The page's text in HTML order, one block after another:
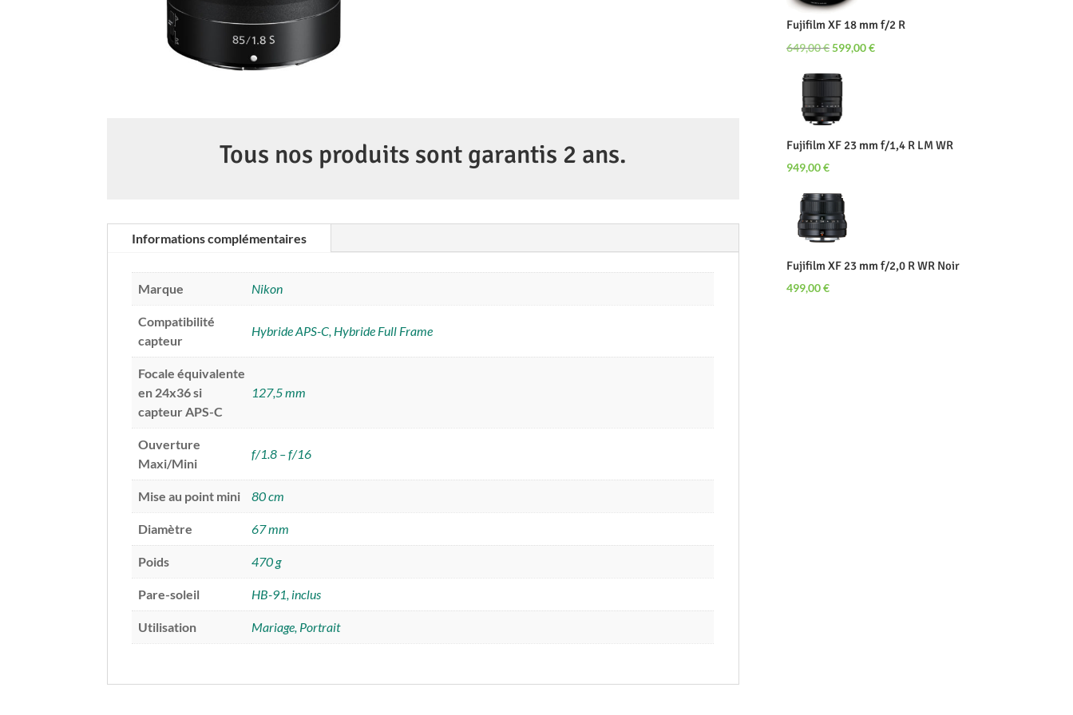
Tous nos produits sont garantis 2 ans.
Informations complémentaires
Marque Nikon
Compatibilité
capteur
Hybride APS-C, Hybride Full Frame
Focale équivalente
en 24x36 si
capteur APS-C
127,5 mm
Ouverture
Maxi/Mini
f/1.8 – f/16
Mise au point mini 80 cm
Diamètre 67 mm
Poids 470 g
Pare-soleil HB-91, inclus
Utilisation Mariage, Portrait
399,00 €.
Fujifilm XF 18 mm f/2 R
649,00€ Le
était :
649,00 €.
599,00€Le
Fujifilm XF 23 mm f/1,4 R LM WR
949,00€
Fujifilm XF 23 mm f/2,0 R WR Noir
499,00€